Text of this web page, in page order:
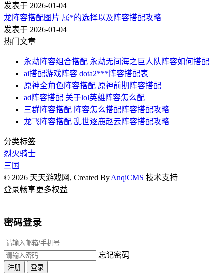
发表于 2026-01-04
龙阵容搭配图片 属*的选择以及阵容搭配攻略
发表于 2026-01-04
热门文章
永劫阵容组合搭配 永劫无间海之巨人队阵容如何搭配
ai搭配游戏阵容 dota2***阵容搭配表
原神全角色阵容搭配 原神前期阵容搭配
ad阵容搭配 关于lol英雄阵容怎么配
三群阵容搭配 阵容怎么搭配阵容搭配攻略
龙飞阵容搭配 乱世逐鹿赵云阵容搭配攻略
分类标签
烈火骑士
三国
© 2026 天天游戏网, Created By AnqiCMS 技术支持
登录畅享更多权益
密码登录
忘记密码
注册 登录